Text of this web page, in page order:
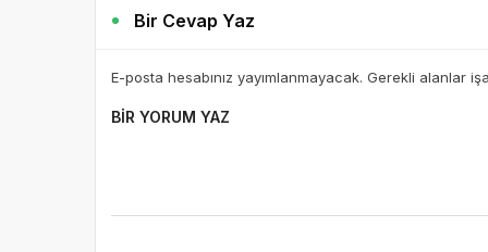
Bir Cevap Yaz
E-posta hesabınız yayımlanmayacak. Gerekli alanlar
BIR YORUM YAZ